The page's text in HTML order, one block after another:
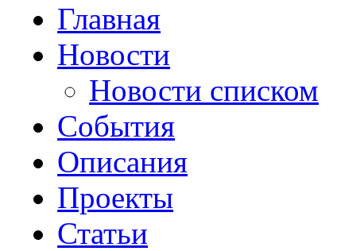
Главная
Новости
Новости списком
События
Описания
Проекты
Статьи